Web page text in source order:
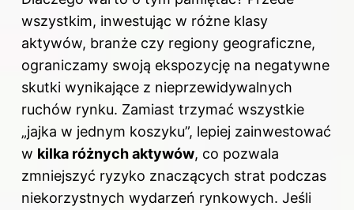
wszystkim, inwestując w różne klasy
aktywów, branże czy regiony geograficzne,
ograniczamy swoją ekspozycję na negatywne
skutki wynikające z nieprzewidywalnych
ruchów rynku. Zamiast trzymać wszystkie
„jajka w jednym koszyku”, lepiej zainwestować
w kilka różnych aktywów, co pozwala
zmniejszyć ryzyko znaczących strat podczas
niekorzystnych wydarzeń rynkowych. Jeśli